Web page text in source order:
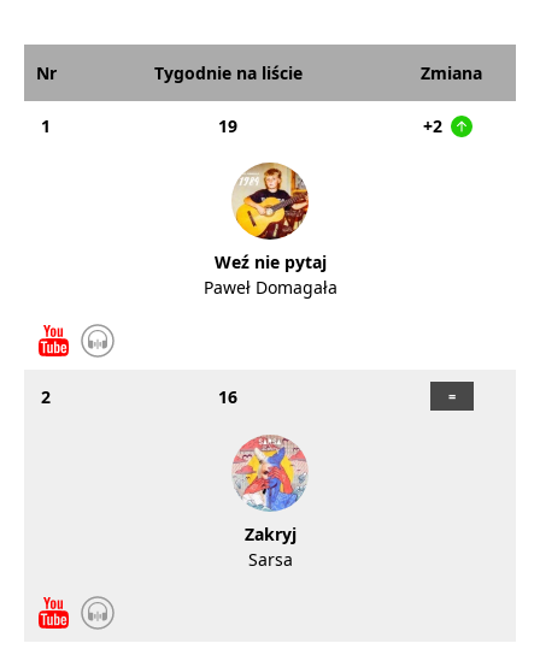
Nr Tygodnie na liście Zmiana
1 19 +2
Weź nie pytaj
Paweł Domagała
2 16
Zakryj
Sarsa